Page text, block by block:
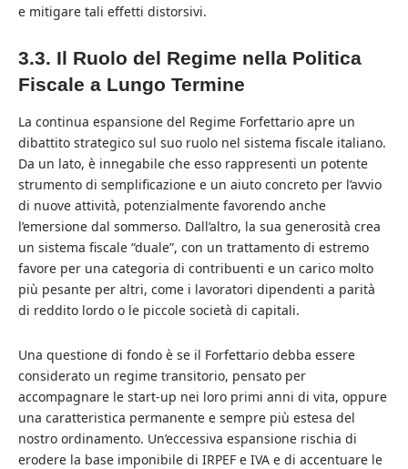
e mitigare tali effetti distorsivi.
3.3. Il Ruolo del Regime nella Politica
Fiscale a Lungo Termine
La continua espansione del Regime Forfettario apre un
dibattito strategico sul suo ruolo nel sistema fiscale italiano.
Da un lato, è innegabile che esso rappresenti un potente
strumento di semplificazione e un aiuto concreto per l’avvio
di nuove attività, potenzialmente favorendo anche
l’emersione dal sommerso. Dall’altro, la sua generosità crea
un sistema fiscale “duale”, con un trattamento di estremo
favore per una categoria di contribuenti e un carico molto
più pesante per altri, come i lavoratori dipendenti a parità
di reddito lordo o le piccole società di capitali.
Una questione di fondo è se il Forfettario debba essere
considerato un regime transitorio, pensato per
accompagnare le start-up nei loro primi anni di vita, oppure
una caratteristica permanente e sempre più estesa del
nostro ordinamento. Un’eccessiva espansione rischia di
erodere la base imponibile di IRPEF e IVA e di accentuare le